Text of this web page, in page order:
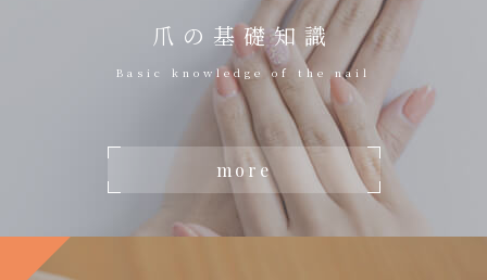
爪の基礎知識
Basic knowledge of the nail
more